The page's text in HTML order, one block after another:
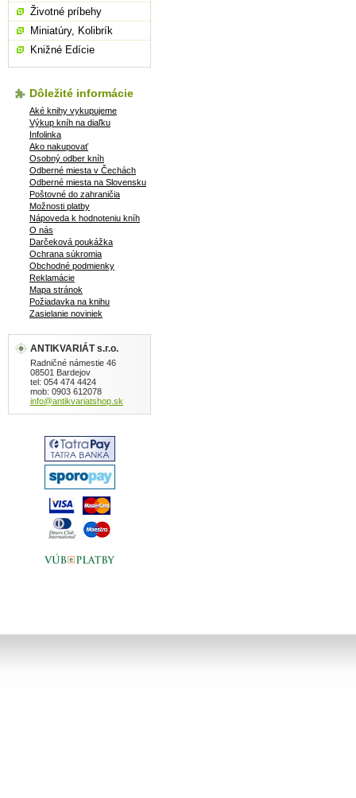
Životné príbehy
Miniatúry, Kolibrík
Knižné Edície
Dôležité informácie
Aké knihy vykupujeme
Výkup kníh na diaľku
Infolinka
Ako nakupovať
Osobný odber kníh
Odberné miesta v Čechách
Odberné miesta na Slovensku
Poštovné do zahraničia
Možnosti platby
Nápoveda k hodnoteniu kníh
O nás
Darčeková poukážka
Ochrana súkromia
Obchodné podmienky
Reklamácie
Mapa stránok
Požiadavka na knihu
Zasielanie noviniek
ANTIKVARIÁT s.r.o.
Radničné námestie 46
08501 Bardejov
tel: 054 474 4424
mob: 0903 612078
info@antikvariatshop.sk